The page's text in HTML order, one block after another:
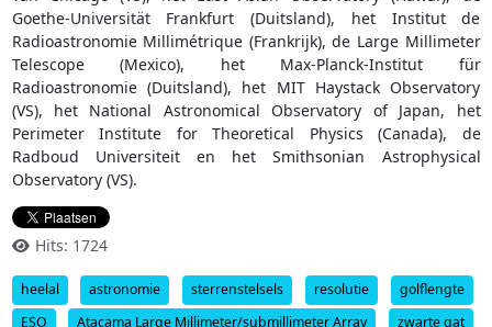
Goethe-Universität Frankfurt (Duitsland), het Institut de
Radioastronomie Millimétrique (Frankrijk), de Large Millimeter
Telescope (Mexico), het Max-Planck-Institut für
Radioastronomie (Duitsland), het MIT Haystack Observatory
(VS), het National Astronomical Observatory of Japan, het
Perimeter Institute for Theoretical Physics (Canada), de
Radboud Universiteit en het Smithsonian Astrophysical
Observatory (VS).
Hits: 1724
heelal astronomie sterrenstelsels resolutie
golflengte
ESO
Atacama Large Millimeter/submillimeter Array
zwarte gat